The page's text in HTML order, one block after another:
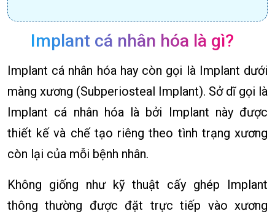
Implant cá nhân hóa là gì?
Implant cá nhân hóa hay còn gọi là Implant dưới
màng xương (Subperiosteal Implant). Sở dĩ gọi là
Implant cá nhân hóa là bởi Implant này được
thiết kế và chế tạo riêng theo tình trạng xương
còn lại của mỗi bệnh nhân.
Không giống như kỹ thuật cấy ghép Implant
thông thường được đặt trực tiếp vào xương